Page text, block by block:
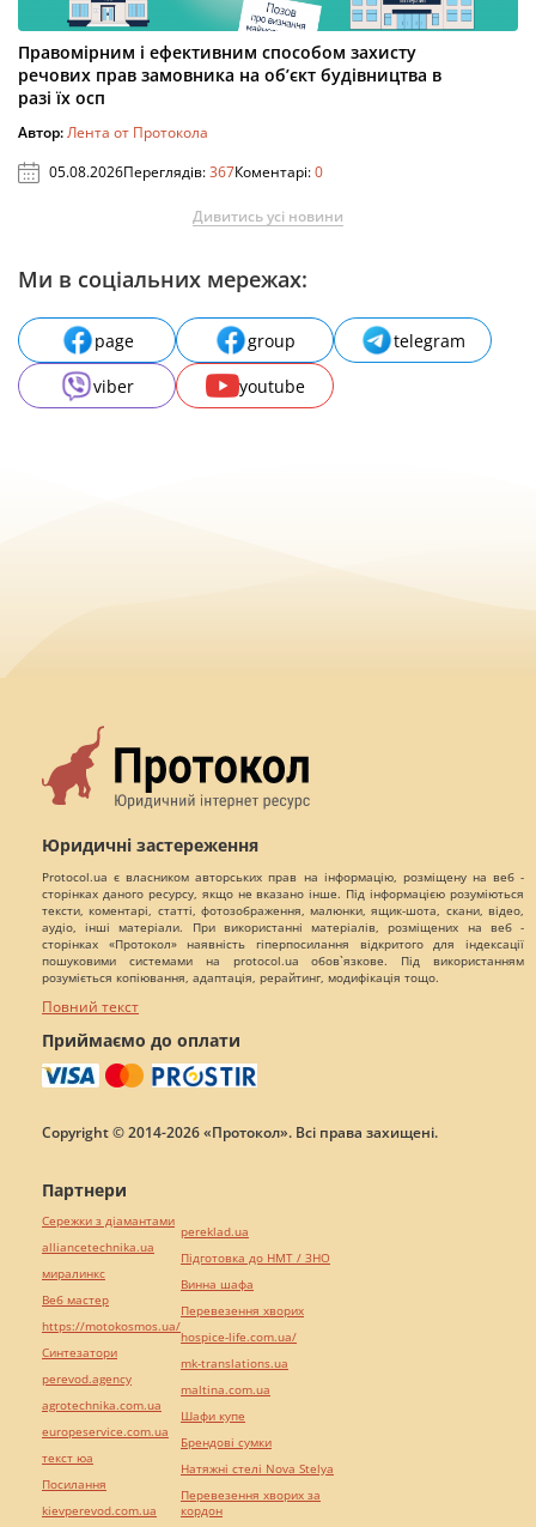
Правомірним і ефективним способом захисту
речових прав замовника на об’єкт будівництва в
разі їх осп
Автор:Лента от Протокола
05.08.2026Переглядів:367Коментарі:0
Дивитись усі новини
Ми в соціальних мережах:
page group
telegram
viber
youtube
Юридичні застереження
Protocol.ua є власником авторських прав на інформацію, розміщену на веб -
сторінках даного ресурсу, якщо не вказано інше. Під інформацією розуміються
тексти, коментарі, статті, фотозображення, малюнки, ящик-шота, скани, відео,
аудіо, інші матеріали. При використанні матеріалів, розміщених на веб -
сторінках «Протокол» наявність гіперпосилання відкритого для індексації
пошуковими системами на protocol.ua обов`язкове. Під використанням
розуміється копіювання, адаптація, рерайтинг, модифікація тощо.
Повний текст
Приймаємо до оплати
Copyright © 2014-2026 «Протокол». Всі права захищені.
Партнери
Сережки з діамантами
alliancetechnika.ua
миралинкс
Веб мастер
https://motokosmos.ua/
Синтезатори
perevod.agency
agrotechnika.com.ua
europeservice.com.ua
текст юа
Посилання
kievperevod.com.ua
pereklad.ua
Підготовка до НМТ / ЗНО
Винна шафа
Перевезення хворих
hospice-life.com.ua/
mk-translations.ua
maltina.com.ua
Шафи купе
Брендові сумки
Натяжні стелі Nova Stelya
Перевезення хворих за
кордон